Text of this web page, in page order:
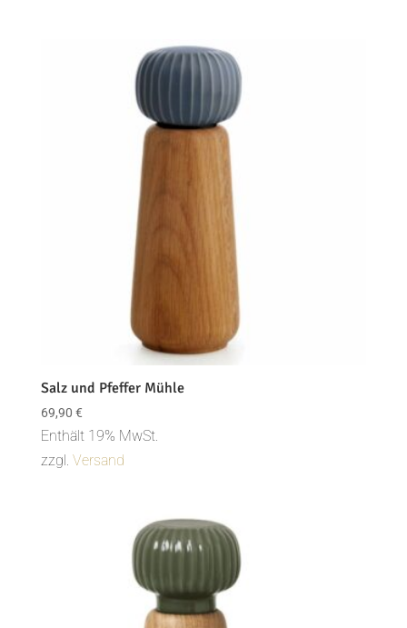
Salz und Pfeffer Mühle
69,90 €
Enthält 19% MwSt.
zzgl. Versand